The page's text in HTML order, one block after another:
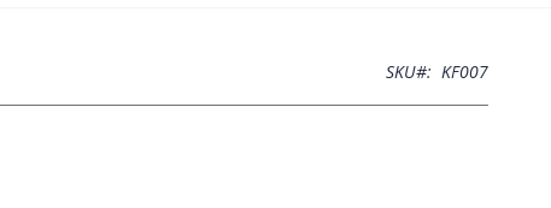
SKU KF007